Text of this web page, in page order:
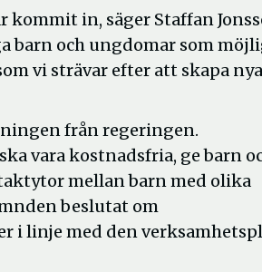
kommit in, säger Staffan
barn och ungdomar som
vi strävar efter att skapa nya
från regeringen.
vara kostnadsfria, ge barn
mellan barn med olika
beslutat om
i linje med den